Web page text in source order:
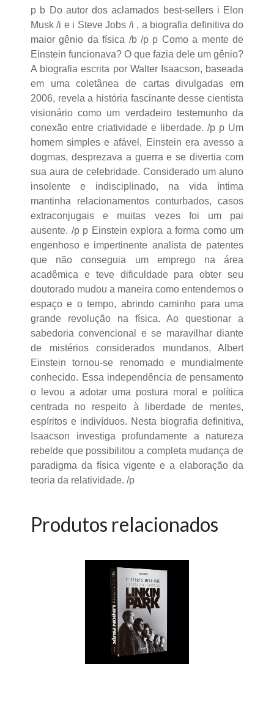
p b Do autor dos aclamados best-sellers i Elon
Musk /i e i Steve Jobs /i , a biografia definitiva do
maior gênio da física /b /p p Como a mente de
Einstein funcionava? O que fazia dele um gênio?
A biografia escrita por Walter Isaacson, baseada
em uma coletânea de cartas divulgadas em
2006, revela a história fascinante desse cientista
visionário como um verdadeiro testemunho da
conexão entre criatividade e liberdade. /p p Um
homem simples e afável, Einstein era avesso a
dogmas, desprezava a guerra e se divertia com
sua aura de celebridade. Considerado um aluno
insolente e indisciplinado, na vida íntima
mantinha relacionamentos conturbados, casos
extraconjugais e muitas vezes foi um pai
ausente. /p p Einstein explora a forma como um
engenhoso e impertinente analista de patentes
que não conseguia um emprego na área
acadêmica e teve dificuldade para obter seu
doutorado mudou a maneira como entendemos o
espaço e o tempo, abrindo caminho para uma
grande revolução na física. Ao questionar a
sabedoria convencional e se maravilhar diante
de mistérios considerados mundanos, Albert
Einstein tornou-se renomado e mundialmente
conhecido. Essa independência de pensamento
o levou a adotar uma postura moral e política
centrada no respeito à liberdade de mentes,
espíritos e indivíduos. Nesta biografia definitiva,
Isaacson investiga profundamente a natureza
rebelde que possibilitou a completa mudança de
paradigma da física vigente e a elaboração da
teoria da relatividade. /p
Produtos relacionados